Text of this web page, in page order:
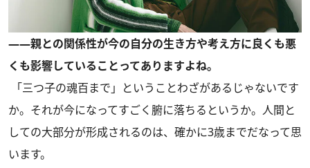
――親との関係性が今の自分の生き方や考え方に良くも悪
くも影響していることってありますよね。
「三つ子の魂百まで」ということわざがあるじゃないです
か。それが今になってすごく腑に落ちるというか。人間と
しての大部分が形成されるのは、確かに3歳までだなって思
います。